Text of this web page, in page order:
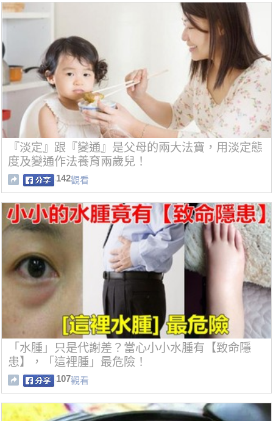
『淡定』跟『變通』是父母的兩大法寶，用淡定態
度及變通作法養育兩歲兒！
142觀看
「水腫」只是代謝差？當心小小水腫有【致命隱
患】，「這裡腫」最危險！
107觀看